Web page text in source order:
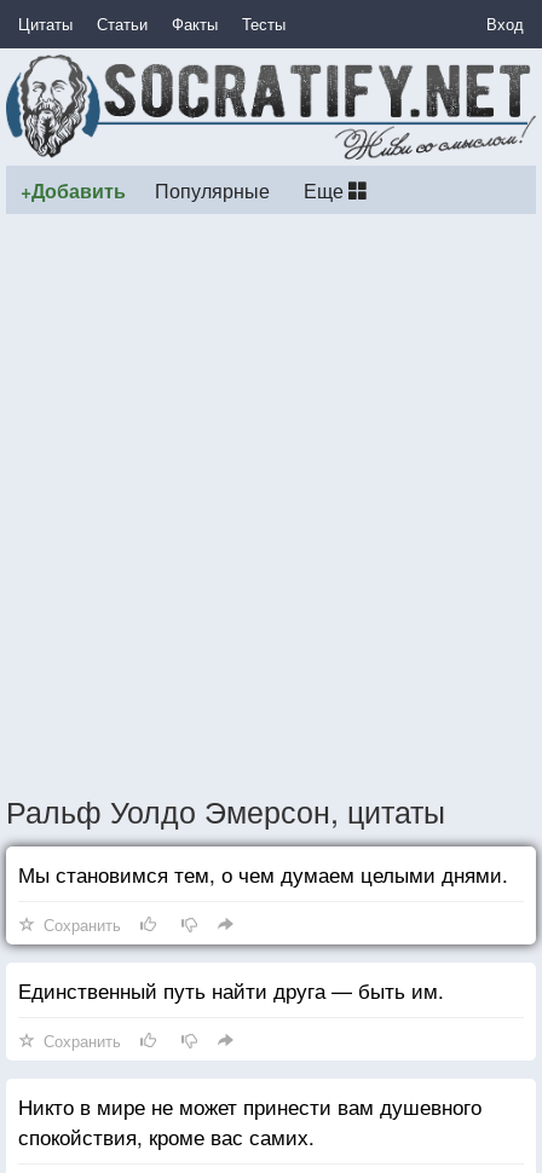
Цитаты Статьи Факты Тесты Вход
+Добавить Популярные Еще
Ральф Уолдо Эмерсон, цитаты
Мы становимся тем, о чем думаем целыми днями.
Сохранить
Единственный путь найти друга — быть им.
Сохранить
Никто в мире не может принести вам душевного
спокойствия, кроме вас самих.